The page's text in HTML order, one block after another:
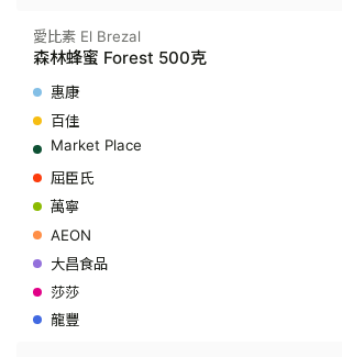
愛比素 El Brezal
森林蜂蜜 Forest 500克